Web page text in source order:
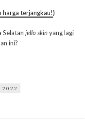
harga terjangkau!)
Selatan jello skinyang lagi
ini?